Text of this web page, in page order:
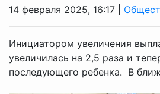
14 февраля 2025, 16:17 |
Инициатором увеличения
увеличилась на 2,5 раза и
последующего ребенка. В